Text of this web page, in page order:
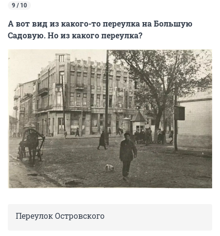
9 / 10
А вот вид из какого-то переулка на Большую
Садовую. Но из какого переулка?
Переулок Островского